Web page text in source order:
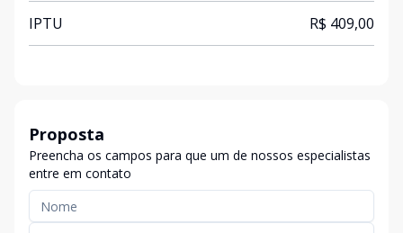
IPTU R$ 409,00
Proposta
Preencha os campos para que um de nossos especialistas
entre em contato